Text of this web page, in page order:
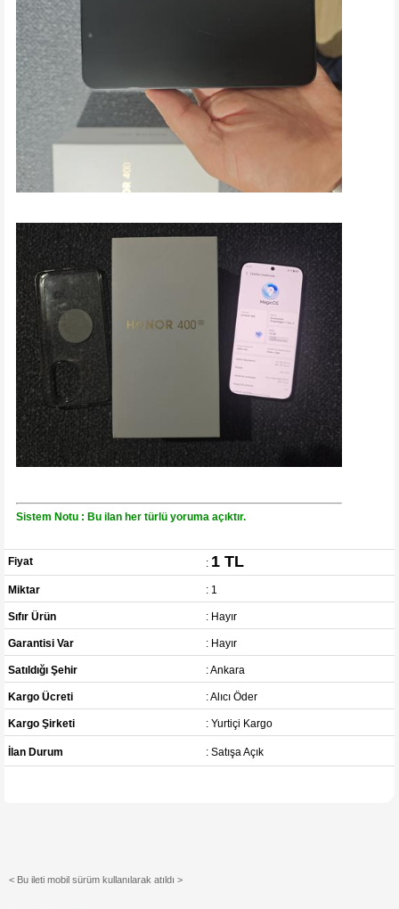
Sistem Notu : Bu ilan her türlü yoruma açıktır.
Fiyat : 1 TL
Miktar : 1
Sıfır Ürün : Hayır
Garantisi Var : Hayır
Satıldığı Şehir : Ankara
Kargo Ücreti : Alıcı Öder
Kargo Şirketi : Yurtiçi Kargo
İlan Durum : Satışa Açık
< Bu ileti mobil sürüm kullanılarak atıldı >